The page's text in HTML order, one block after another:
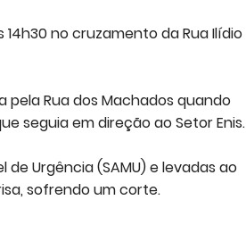
no cruzamento da Rua Ilídio
pela Rua dos Machados quando
seguia em direção ao Setor Enis.
Urgência (SAMU) e levadas ao
sofrendo um corte.